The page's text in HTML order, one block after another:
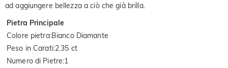
ad aggiungere bellezza a ciò che già brilla.
Pietra Principale
Colore pietra:Bianco Diamante
Peso in Carati:2.35 ct
Numero di Pietre:1